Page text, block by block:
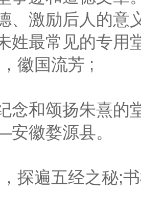
、激励后人的意
姓最常见的专用
徽国流芳 ;
念和颂扬朱熹的
徽婺源县。
探遍五经之秘;